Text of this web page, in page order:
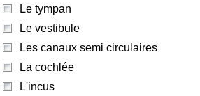
Le tympan
Le vestibule
Les canaux semi circulaires
La cochlée
L'incus